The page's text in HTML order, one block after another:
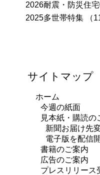
2026耐震・防災住
2025多世帯特集 （
サイトマップ
ホーム
今週の紙面
見本紙・購読の
新聞お届け先
電子版を配信
書籍のご案内
広告のご案内
プレスリリース